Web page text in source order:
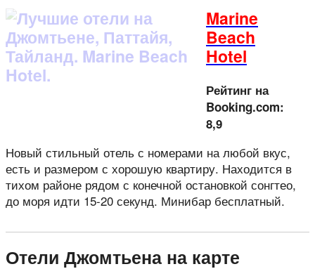
Marine
Beach
Hotel
Рейтинг на
Booking.com:
8,9
Новый стильный отель с номерами на любой вкус,
есть и размером с хорошую квартиру. Находится в
тихом районе рядом с конечной остановкой сонгтео,
до моря идти 15-20 секунд. Минибар бесплатный.
Отели Джомтьена на карте